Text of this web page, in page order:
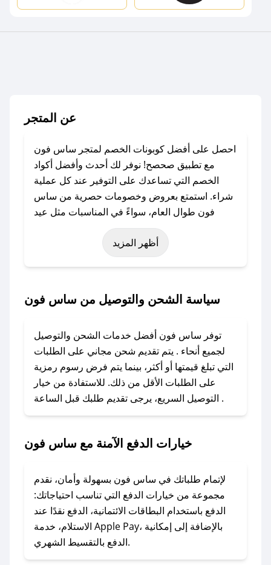
عن المتجر
احصل على أفضل كوبونات الخصم لمتجر ساس فون
مع تطبيق صحصح! نوفر لك أحدث وأفضل أكواد
الخصم التي تساعدك على التوفير عند كل عملية
شراء. استمتع بعروض وخصومات حصرية من ساس
فون طوال العام، سواءً في المناسبات مثل عيد
الفطر، عيد الأضحى، الجمعة البيضاء (شهر نوفمبر)،
رمضان، اليوم الوطني، يوم التأسيس، أو حتى عروض
باستخدام تطبيق صحصح، يمكنك العثور بسهولة على
تواصل معنا عبر تويتر أو البريد الإلكتروني لإضافته
بسرعة.
### كيفية استخدام كود خصم ساس فون؟
1. انسخ كود الخصم من تطبيق صحصح.
2. الصقه في خانة الدفع عند التسوق من ساس فون.
### ماذا أفعل إذا لم يعمل كود الخصم؟
الرسائل الخاصة على تويتر أو البريد الإلكتروني،
وسنقوم بحل المشكلة في أسرع وقت ممكن.
### ماذا أفعل إذا لم أجد كود خصم لمتجري
المفضل؟
في حال عدم توفر كوبونات لمتجرك المفضل، يمكنك
أظهر المزيد
سياسة الشحن والتوصيل من ساس فون
توفر ساس فون أفضل خدمات الشحن والتوصيل
لجميع أنحاء . يتم تقديم شحن مجاني على الطلبات
التي تبلغ قيمتها أو أكثر، بينما يتم فرض رسوم رمزية
على الطلبات الأقل من ذلك. للاستفادة من خيار
التوصيل السريع، يرجى تقديم طلبك قبل الساعة .
خيارات الدفع الآمنة مع ساس فون
لإتمام طلباتك في ساس فون بسهولة وأمان، نقدم
مجموعة من خيارات الدفع التي تناسب احتياجاتك:
الدفع باستخدام البطاقات الائتمانية، الدفع نقدًا عند
الاستلام، خدمة Apple Pay، بالإضافة إلى إمكانية
الدفع بالتقسيط الشهري.